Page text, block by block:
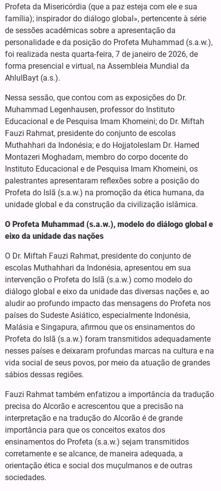
Profeta da Misericórdia (que a paz esteja com ele e sua
família); inspirador do diálogo global», pertencente à série
de sessões acadêmicas sobre a apresentação da
personalidade e da posição do Profeta Muhammad (s.a.w.),
foi realizada nesta quarta-feira, 7 de janeiro de 2026, de
forma presencial e virtual, na Assembleia Mundial da
AhlulBayt (a.s.).
Nessa sessão, que contou com as exposições do Dr.
Muhammad Legenhausen, professor do Instituto
Educacional e de Pesquisa Imam Khomeini; do Dr. Miftah
Fauzi Rahmat, presidente do conjunto de escolas
Muthahhari da Indonésia; e do Hojjatoleslam Dr. Hamed
Montazeri Moghadam, membro do corpo docente do
Instituto Educacional e de Pesquisa Imam Khomeini, os
palestrantes apresentaram reflexões sobre a posição do
Profeta do Islã (s.a.w.) na promoção da ética humana, da
unidade global e da construção da civilização islâmica.
O Profeta Muhammad (s.a.w.), modelo do diálogo global e
eixo da unidade das nações
O Dr. Miftah Fauzi Rahmat, presidente do conjunto de
escolas Muthahhari da Indonésia, apresentou em sua
intervenção o Profeta do Islã (s.a.w.) como modelo do
diálogo global e eixo da unidade das diversas nações e, ao
aludir ao profundo impacto das mensagens do Profeta nos
países do Sudeste Asiático, especialmente Indonésia,
Malásia e Singapura, afirmou que os ensinamentos do
Profeta do Islã (s.a.w.) foram transmitidos adequadamente
nesses países e deixaram profundas marcas na cultura e na
vida social de seus povos, por meio da atuação de grandes
sábios dessas regiões.
Fauzi Rahmat também enfatizou a importância da tradução
precisa do Alcorão e acrescentou que a precisão na
interpretação e na tradução do Alcorão é de grande
importância para que os conceitos exatos dos
ensinamentos do Profeta (s.a.w.) sejam transmitidos
corretamente e se alcance, de maneira adequada, a
orientação ética e social dos muçulmanos e de outras
sociedades.